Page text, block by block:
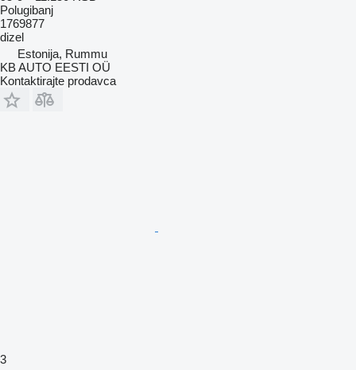
Polugibanj
1769877
dizel
Estonija, Rummu
KB AUTO EESTI OÜ
Kontaktirajte prodavca
3